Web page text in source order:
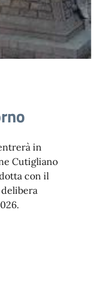
in
Cutigliano
con il